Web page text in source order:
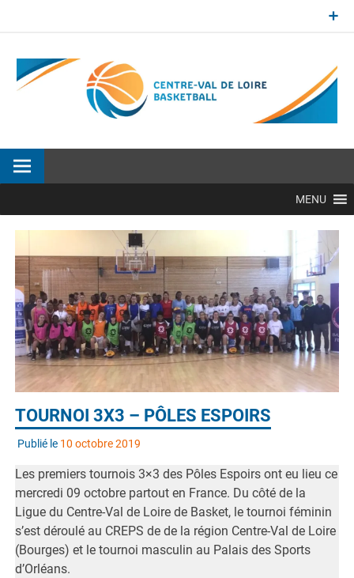
MENU
TOURNOI 3X3 – PÔLES ESPOIRS
Publié le 10 octobre 2019
Les premiers tournois 3×3 des Pôles Espoirs ont eu lieu ce
mercredi 09 octobre partout en France. Du côté de la
Ligue du Centre-Val de Loire de Basket, le tournoi féminin
s’est déroulé au CREPS de de la région Centre-Val de Loire
(Bourges) et le tournoi masculin au Palais des Sports
d’Orléans.